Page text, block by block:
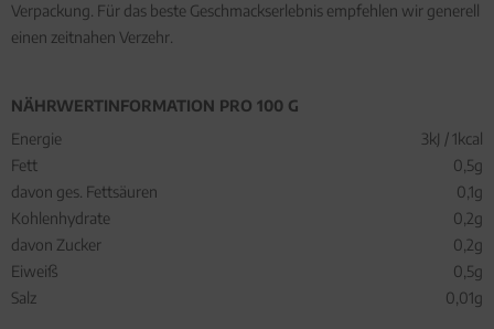
Verpackung. Für das beste Geschmackserlebnis empfehlen wir generell
einen zeitnahen Verzehr.
NÄHRWERTINFORMATION PRO 100 G
Energie
3kJ / 1kcal
Fett
0,5g
davon ges. Fettsäuren
0,1g
Kohlenhydrate
0,2g
davon Zucker
0,2g
Eiweiß
0,5g
Salz
0,01g